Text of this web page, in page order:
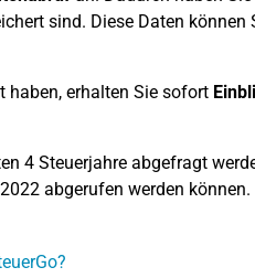
sind. Diese Daten können
haben, erhalten Sie sofort
4 Steuerjahre abgefragt
abgerufen werden können.